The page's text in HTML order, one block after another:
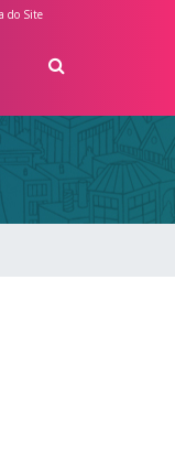
do Site